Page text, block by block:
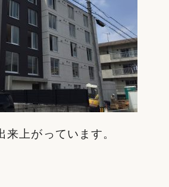
来上がっています。